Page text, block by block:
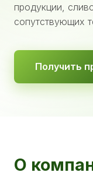
продукции,
сопутствующих
Получить
О